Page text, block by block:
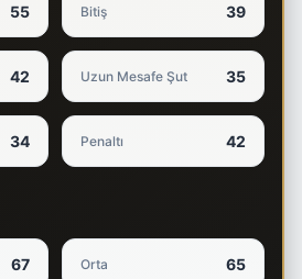
55 Bitiş 39
42 Uzun Mesafe Şut 35
34 Penaltı 42
67 Orta 65